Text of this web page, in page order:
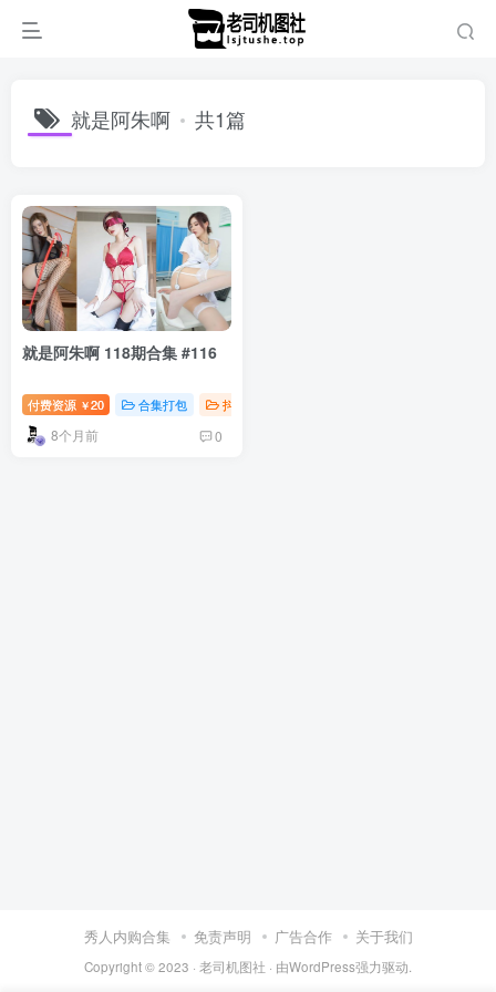
就是阿朱啊 共1篇
就是阿朱啊 118期合集 #116
付费资源 ￥20 合集打包 抖音微密
8个月前 0
秀人内购合集 免责声明 广告合作 关于我们
Copyright © 2023 · 老司机图社 · 由WordPress强力驱动.